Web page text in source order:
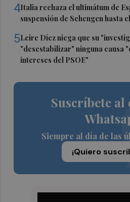
4Italia rechaza el ultimátum de
suspensión de Schengen hasta
5Leire Díez niega que su
"desestabilizar" ninguna causa
intereses del PSOE"
Suscríbete al
Siempre al día de las
¡Quiero